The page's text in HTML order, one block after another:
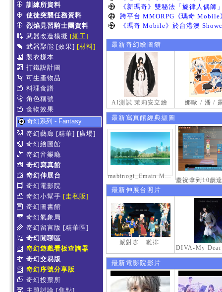
訓練所資料
使徒突襲任務資料
烈焰見習騎士團資料
武器改造模擬 [細工]
武器聚能 [效果] [材料]
製衣樣本
打鐵設計圖
可生產物品
料理食譜
角色稱號
食物效果
奇幻系列 - Fantasy
奇幻藝廊 [精華] [廣場]
奇幻繪圖館
奇幻音樂廳
奇幻寫真館
奇幻伸展台
奇幻電影院
奇幻小幫手 [走私販]
奇幻圖書館
奇幻氣象局
奇幻留言版 [精華區]
奇幻閒聊區
奇幻遊戲看板查詢器
奇幻交易版
奇幻序號分享版
奇幻投票所
主題討論 [焦點]
最新奇幻繪圖館
AI測試 茉莉安立繪 娜歐 / 潘 /
最新寫真館經典擷圖
mabinogi_Emain Macha_0900-1200_1
最新伸展台照片
派對咖 - 雞排
最新電影院影片